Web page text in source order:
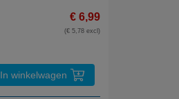
€ 6,99
(€ 5,78 excl)
In winkelwagen